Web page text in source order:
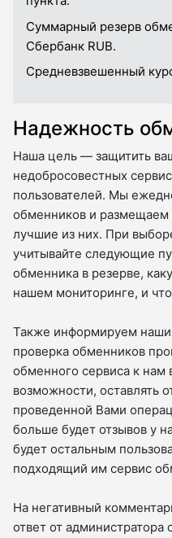
Суммарный резерв
Сбербанк RUB.
Средневзвешенный
Надежность
Наша цель — защитить
недобросовестных
пользователей. Мы
обменников и размещаем
лучшие из них. При
учитывайте следующие
обменника в резерве,
нашем мониторинге, и
Также информируем
проверка обменников
обменного сервиса к нам
возможности, оставлять
проведенной Вами
больше будет отзывов у
будет остальным
подходящий им сервис
На негативный
ответ от администратора